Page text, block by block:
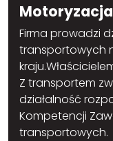
Motoryzacja
Firma prowadzi
transportowych
Z transportem
działalność
Kompetencji
transportowych.